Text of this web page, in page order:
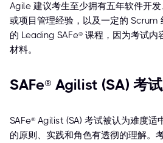
Agile 建议考生至少拥有五年软件开
或项目管理经验，以及一定的 Scrum
的 Leading SAFe® 课程，因为考试内
材料。
SAFe® Agilist (SA) 考
SAFe® Agilist (SA) 考试被认为难度适
的原则、实践和角色有透彻的理解。